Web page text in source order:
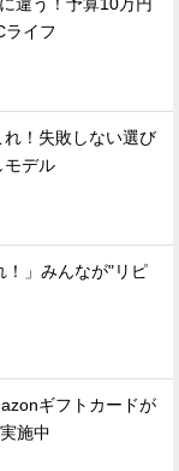
違う！予算10万円
ライフ
！失敗しない選び
モデル
！」みんなが"リピ
ギフトカードが
施中